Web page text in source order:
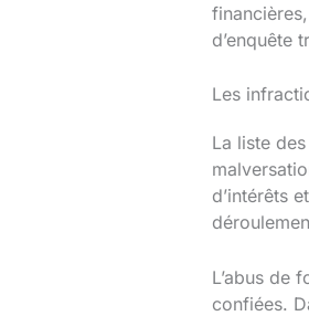
d’enquête
Les
La liste
d’intérêts
L’abus de
confiées.